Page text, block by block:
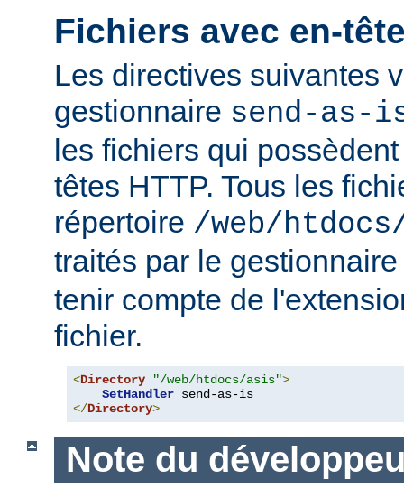
Fichiers avec en-
Les directives suivantes
gestionnaire send-as-
les fichiers qui
têtes HTTP. Tous les
répertoire /web/
traités par le
tenir compte de
fichier.
<Directory "/web/htdocs/asis">
SetHandler
</Directory>
Note du